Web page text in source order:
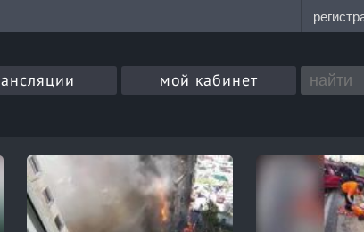
мой кабинет